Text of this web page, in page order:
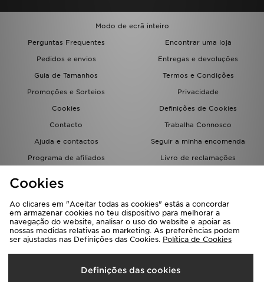
Modo de ecrã inteiro
Perguntas Frequentes
Encontrar uma loja
Pedidos e envios
Entregas e devoluções
Guia de Tamanhos
Termos e Condições
Promoções e Sorteios
Privacidade
Cookies
Definições de Cookies
Contacto
Trabalha Connosco
Ajuda e contactos
Seguir a minha encomenda
Programa de afiliados
Livro de reclamações
Seleciona O País
Portugal
Cookies
Ao clicares em "Aceitar todas as cookies" estás a concordar
em armazenar cookies no teu dispositivo para melhorar a
navegação do website, analisar o uso do website e apoiar as
nossas medidas relativas ao marketing. As preferências podem
ser ajustadas nas Definições das Cookies. Política de Cookies
Definições das cookies